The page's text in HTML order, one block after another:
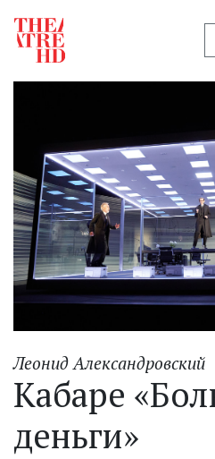
Леонид Александровский
Кабаре
деньги»